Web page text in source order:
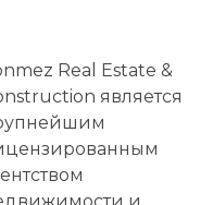
Real Estate &
является